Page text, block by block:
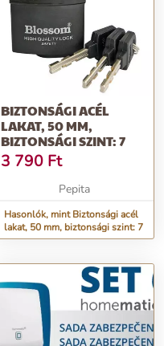
BIZTONSÁGI ACÉL
LAKAT, 50 MM,
BIZTONSÁGI SZINT: 7
3 790 Ft
Pepita
Hasonlók, mint Biztonsági acél
lakat, 50 mm, biztonsági szint: 7